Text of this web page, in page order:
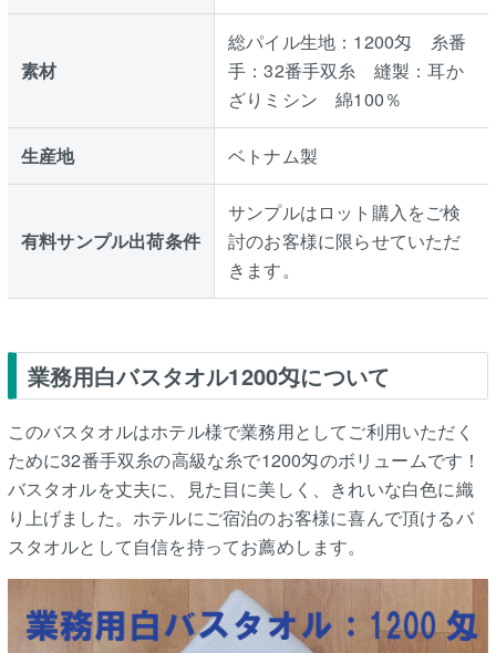
素材
総パイル生地：1200匁 糸番
手：32番手双糸 縫製：耳か
ざりミシン 綿100％
生産地 ベトナム製
有料サンプル出荷条件
サンプルはロット購入をご検
討のお客様に限らせていただ
きます。
業務用白バスタオル1200匁について
このバスタオルはホテル様で業務用としてご利用いただく
ために32番手双糸の高級な糸で1200匁のボリュームです！
バスタオルを丈夫に、見た目に美しく、きれいな白色に織
り上げました。ホテルにご宿泊のお客様に喜んで頂けるバ
スタオルとして自信を持ってお薦めします。